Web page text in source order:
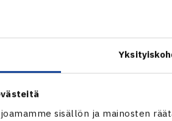
sisällön ja mainosten